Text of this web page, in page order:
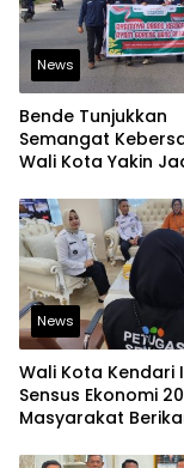
News
Bende Tunjukkan
Semangat
Wali Kota Yakin
Lain
News
Wali Kota Kendari
Sensus Ekonomi
Masyarakat